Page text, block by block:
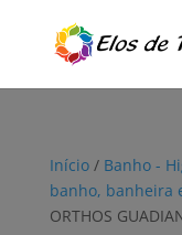
Início/ Banho -
banho, banheira
ORTHOS